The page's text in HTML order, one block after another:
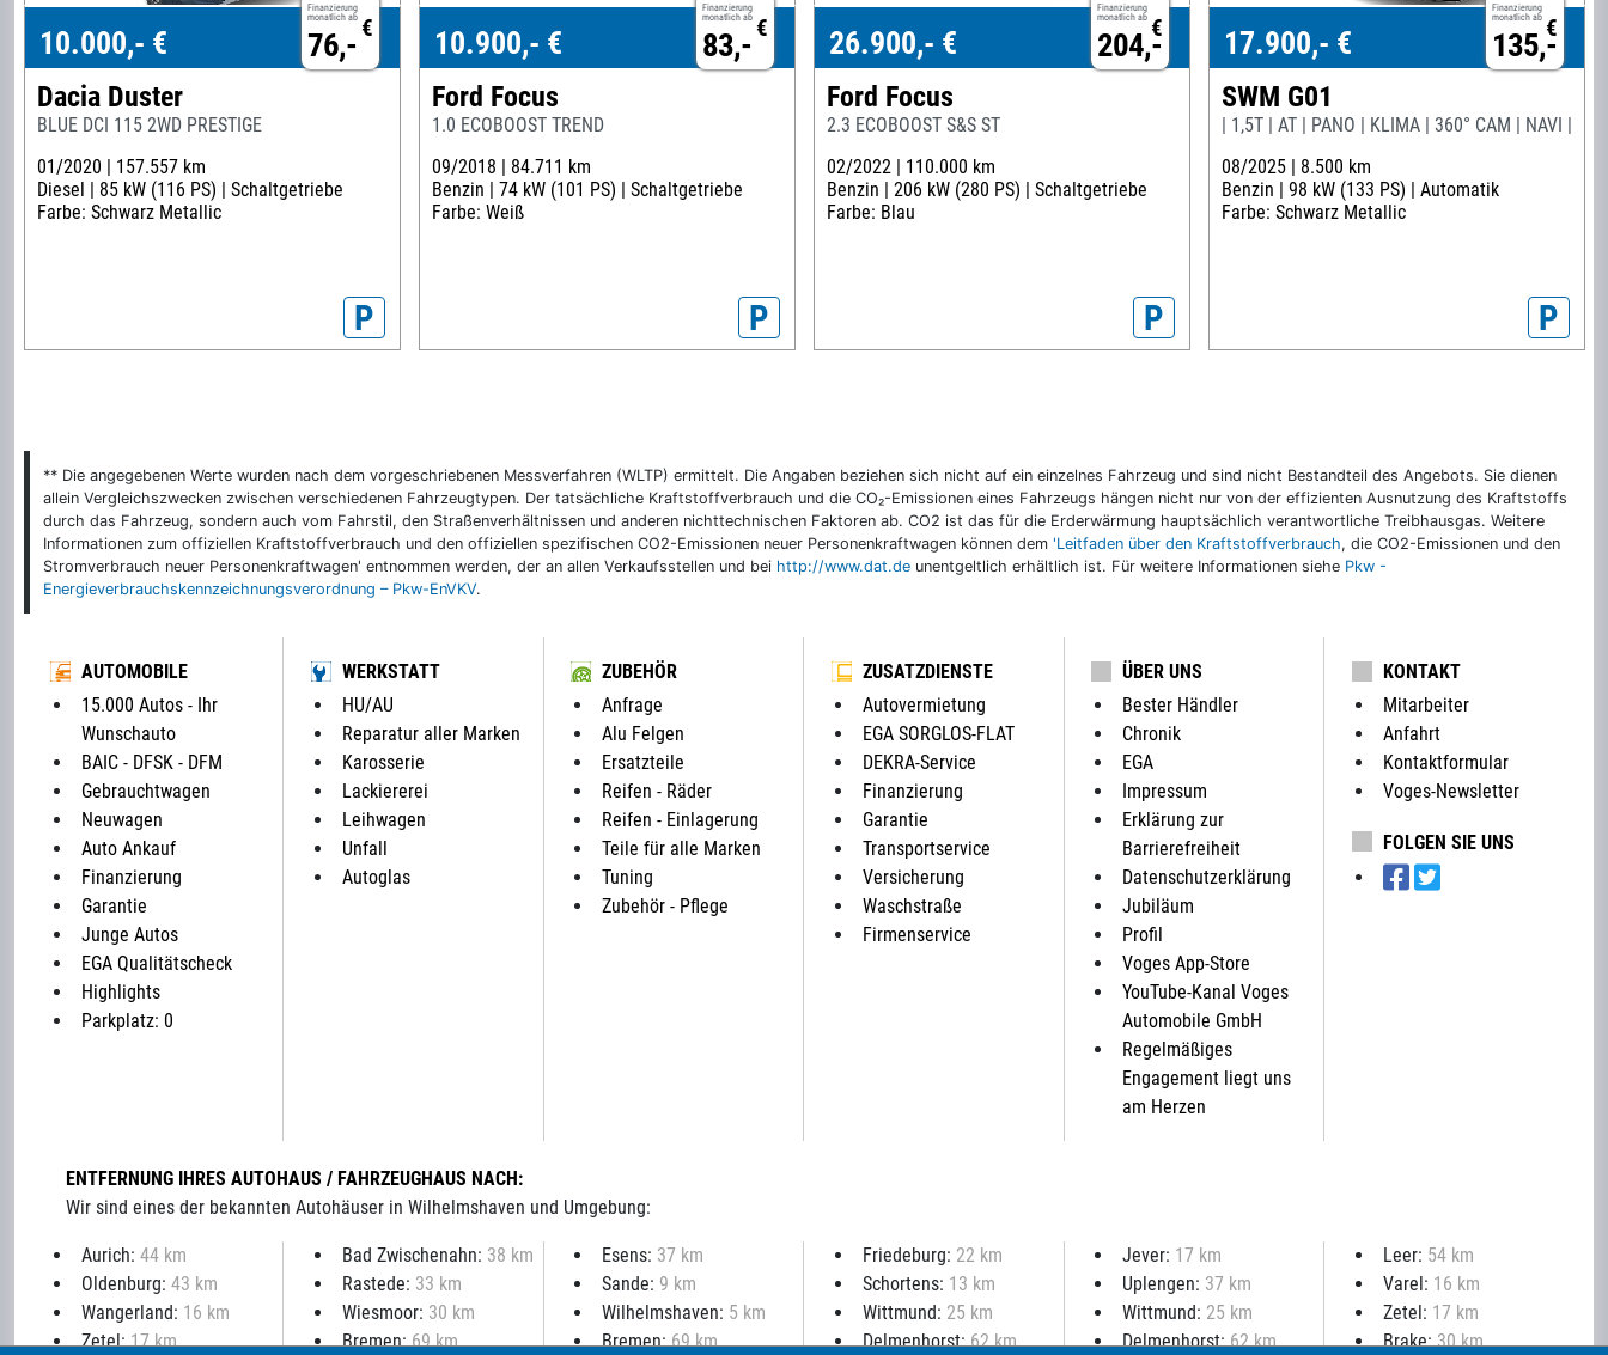
Finanzierung
monatlich ab €
76,-
10.000,- €
Dacia Duster
BLUE DCI 115 2WD PRESTIGE
01/2020 | 157.557 km
Diesel | 85 kW (116 PS) | Schaltgetriebe
Farbe: Schwarz Metallic
P
Finanzierung
monatlich ab €
83,-
10.900,- €
Ford Focus
1.0 ECOBOOST TREND
09/2018 | 84.711 km
Benzin | 74 kW (101 PS) | Schaltgetriebe
Farbe: Weiß
P
Finanzierung
monatlich ab €
204,-
26.900,- €
Ford Focus
2.3 ECOBOOST S&S ST
02/2022 | 110.000 km
Benzin | 206 kW (280 PS) | Schaltgetriebe
Farbe: Blau
P
Finanzierung
monatlich ab €
135,-
17.900,- €
SWM G01
| 1,5T | AT | PANO | KLIMA | 360° CAM | NAVI |
08/2025 | 8.500 km
Benzin | 98 kW (133 PS) | Automatik
Farbe: Schwarz Metallic
P
** Die angegebenen Werte wurden nach dem vorgeschriebenen Messverfahren (WLTP) ermittelt. Die Angaben beziehen sich nicht auf ein einzelnes Fahrzeug und sind nicht Bestandteil des Angebots. Sie dienen
allein Vergleichszwecken zwischen verschiedenen Fahrzeugtypen. Der tatsächliche Kraftstoffverbrauch und die CO₂-Emissionen eines Fahrzeugs hängen nicht nur von der effizienten Ausnutzung des Kraftstoffs
durch das Fahrzeug, sondern auch vom Fahrstil, den Straßenverhältnissen und anderen nichttechnischen Faktoren ab. CO2 ist das für die Erderwärmung hauptsächlich verantwortliche Treibhausgas. Weitere
Informationen zum offiziellen Kraftstoffverbrauch und den offiziellen spezifischen CO2-Emissionen neuer Personenkraftwagen können dem 'Leitfaden über den Kraftstoffverbrauch, die CO2-Emissionen und den
Stromverbrauch neuer Personenkraftwagen' entnommen werden, der an allen Verkaufsstellen und bei http://www.dat.deunentgeltlich erhältlich ist. Für weitere Informationen siehe Pkw -
Energieverbrauchskennzeichnungsverordnung – Pkw-EnVKV.
AUTOMOBILE
15.000 Autos - Ihr
Wunschauto
BAIC - DFSK - DFM
Gebrauchtwagen
Neuwagen
Auto Ankauf
Finanzierung
Garantie
Junge Autos
EGA Qualitätscheck
Highlights
Parkplatz: 0
WERKSTATT
HU/AU
Reparatur aller Marken
Karosserie
Lackiererei
Leihwagen
Unfall
Autoglas
ZUBEHÖR
Anfrage
Alu Felgen
Ersatzteile
Reifen - Räder
Reifen - Einlagerung
Teile für alle Marken
Tuning
Zubehör - Pflege
ZUSATZDIENSTE
Autovermietung
EGA SORGLOS-FLAT
DEKRA-Service
Finanzierung
Garantie
Transportservice
Versicherung
Waschstraße
Firmenservice
ÜBER UNS
Bester Händler
Chronik
EGA
Impressum
Erklärung zur
Barrierefreiheit
Datenschutzerklärung
Jubiläum
Profil
Voges App-Store
YouTube-Kanal Voges
Automobile GmbH
Regelmäßiges
Engagement liegt uns
am Herzen
KONTAKT
Mitarbeiter
Anfahrt
Kontaktformular
Voges-Newsletter
FOLGEN SIE UNS
ENTFERNUNG IHRES AUTOHAUS / FAHRZEUGHAUS NACH:
Wir sind eines der bekannten Autohäuser in Wilhelmshaven und Umgebung:
Aurich: 44 km
Oldenburg: 43 km
Wangerland: 16 km
Zetel:17 km
Bad Zwischenahn: 38 km
Rastede: 33 km
Wiesmoor: 30 km
Bremen:69 km
Esens: 37 km
Sande: 9 km
Wilhelmshaven: 5 km
Bremen:69 km
Friedeburg: 22 km
Schortens: 13 km
Wittmund: 25 km
Delmenhorst:62 km
Jever: 17 km
Uplengen: 37 km
Wittmund: 25 km
Delmenhorst:62 km
Leer: 54 km
Varel: 16 km
Zetel: 17 km
Brake:30 km